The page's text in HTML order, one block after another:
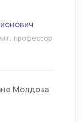
профессор
Молдова